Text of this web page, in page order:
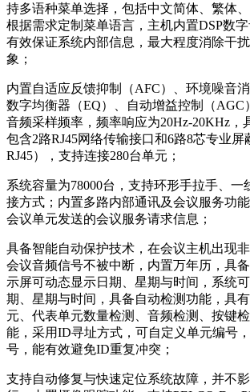
持多语种菜单选择，包括中文简体、繁体
根据需求定制菜单语言，主机内置DSP数
有效保证系统内部信息，最大程度消除干
象；
内置自适应反馈抑制（AFC）、环境噪音
数字均衡器（EQ）、自动增益控制（AGC
音频采样频率，频率响应为20Hz-20KHz，
包含2路RJ45网络传输接口和6路8芯专业屏
RJ45），支持连接280台单元；
系统容量为78000台，支持环形手拉手、一
接方式；内置多路内部通讯及会议服务功
会议单元发送的会议服务请求信息；
具备智能自动保护技术，在会议主机出现
会议音频信号不被中断，内置万年历，具
示屏可动态显示日期、星期与时间，系统
期、星期与时间，具备自动检测功能，具
元、代表单元数量检测、音频检测、按键
能，采用ID寻址方式，可自定义单元编号
号，能有效避免ID重复冲突；
支持自动修复与快速定位系统故障，并不